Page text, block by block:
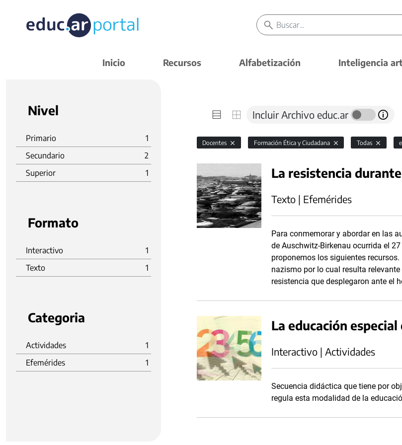
Inicio Recursos Alfabetización Inteligencia
Nivel
Primario
1
Secundario
2
Superior
1
Formato
Interactivo
1
Texto
1
Categoria
Actividades
1
Efemérides
1
Incluir Archivo educ.ar
Docentes Formación Ética y Ciudadana Todas
La resistencia
Texto | Efemérides
Para conmemorar y abordar en las
de Auschwitz-Birkenau ocurrida el
proponemos los siguientes
nazismo por lo cual resulta
resistencia que desplegaron ante el
La educación
Interactivo | Actividades
Secuencia didáctica que tiene por
regula esta modalidad de la